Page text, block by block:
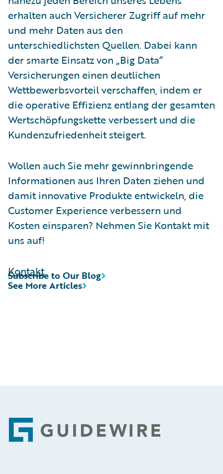
erhalten auch Versicherer Zugriff auf mehr
und mehr Daten aus den
unterschiedlichsten Quellen. Dabei kann
der smarte Einsatz von „Big Data“
Versicherungen einen deutlichen
Wettbewerbsvorteil verschaffen, indem er
die operative Effizienz entlang der gesamten
Wertschöpfungskette verbessert und die
Kundenzufriedenheit steigert.
Wollen auch Sie mehr gewinnbringende
Informationen aus Ihren Daten ziehen und
damit innovative Produkte entwickeln, die
Customer Experience verbessern und
Kosten einsparen? Nehmen Sie Kontakt mit
uns auf!
Kontakt
See More Articles
Subscribe to Our Blog
Footer